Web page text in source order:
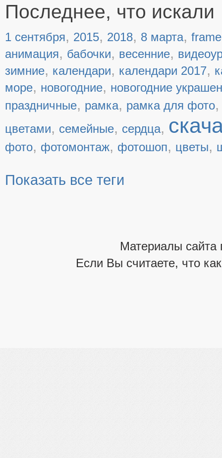
Последнее, что искали
1 сентября, 2015, 2018, 8 марта, frame
анимация, бабочки, весенние,
зимние, календари, календари 2017,
море, новогодние, новогодние
праздничные, рамка, рамка для фото
цветами, семейные, сердца,
фото, фотомонтаж, фотошоп, цветы,
Показать все теги
Материалы сайта
Если Вы считаете, что